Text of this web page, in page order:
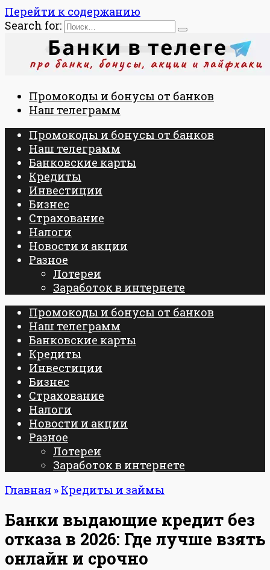
Перейти к содержанию
Search for:
Промокоды и бонусы от банков
Наш телеграмм
Промокоды и бонусы от банков
Наш телеграмм
Банковские карты
Кредиты
Инвестиции
Бизнес
Страхование
Налоги
Новости и акции
Разное
Лотереи
Заработок в интернете
Промокоды и бонусы от банков
Наш телеграмм
Банковские карты
Кредиты
Инвестиции
Бизнес
Страхование
Налоги
Новости и акции
Разное
Лотереи
Заработок в интернете
Главная » Кредиты и займы
Банки выдающие кредит без
отказа в 2026: Где лучше взять
онлайн и срочно